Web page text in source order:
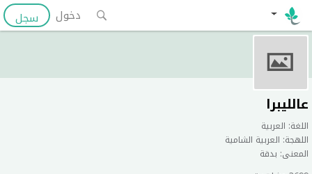
دخول سجل
عالليبرا
اللغة: العربية
اللهجة: العربية الشامية
المعنى: بدقة